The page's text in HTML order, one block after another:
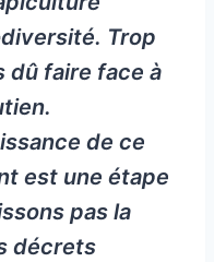
Trop
dû faire face à
de ce
est une étape
pas la
décrets